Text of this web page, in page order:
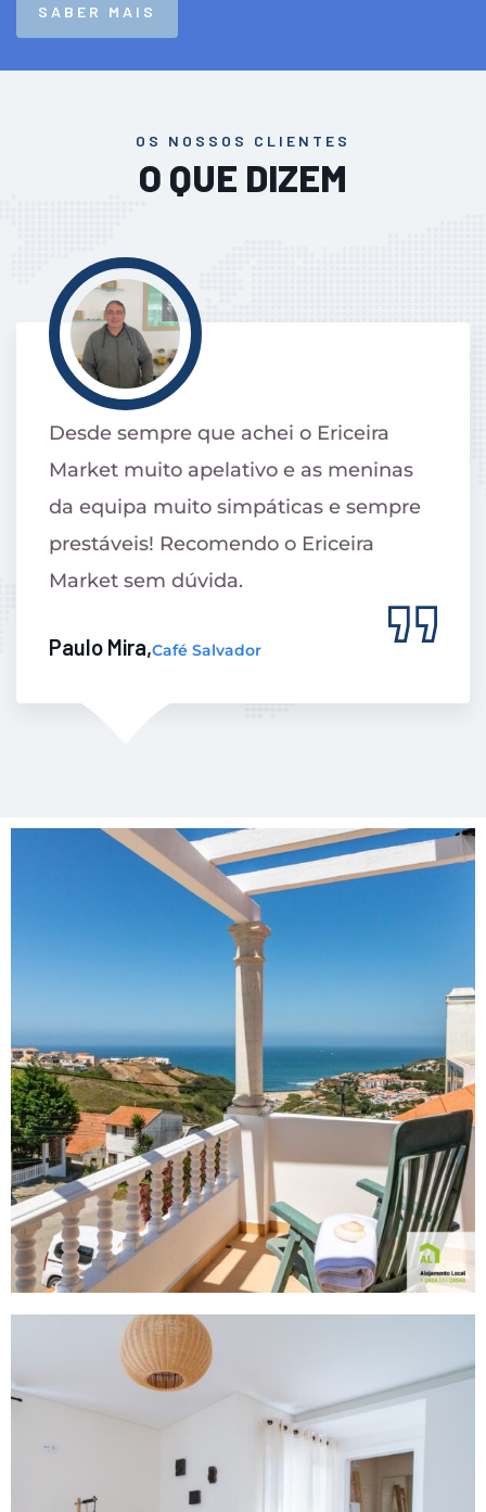
SABER MAIS
OS NOSSOS CLIENTES
O QUE DIZEM
Com o Ericeira Market somos uma só
Ericeira, mais forte e unida.
Diana Rodrigues,Foter